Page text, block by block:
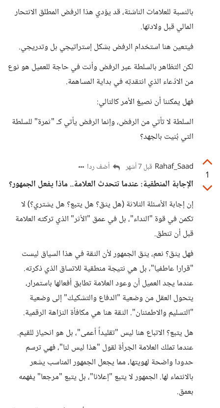
بالنسبة للعلامات الناشئة، قد يؤدي هذا الرفض المطلق الانتحار
المالي قبل ولادتها.
فيتعين هنا استخدام الرفض بشكل إستراتيجي بل وتدريجي.
لكن التظاهر بالسلطة عبر الرفض وأنت في حاجة للعميل هو نوع
من الادّعاء الذي انتقدتِه في بداية المساهمة.
فهل يمكننا أن نصيغ الأمر كالتالي:
السلطة لا تأتي من الرفض، وإنما الرفض يأتي كـ "ثمرة" للسلطة
التي بُنيت بالجهد؟
1
Rahaf_Saad قبل 7 أشهر أضف ردا
الإجابة المنطقية: عندما تتحدث العلامة.. ماذا يفعل الجمهور؟
إن إجابة الأسئلة الثلاثة (هل يثق؟ هل يتبع؟ هل يشتري؟) لا
تكمن في قوة "النداء"، بل في عمق "الأثر" الذي تركته العلامة
قبل أن تنطق.
فهل يثق؟ نعم، يثق الجمهور لأن الثقة في هذا السياق ليست
"قرارا عاطفيا"، بل هي نتيجة منطقية للاتساق الذي ذكرته.
عندما يجد العميل أن وعود العلامة تطابق أفعالها باستمرار،
يتحول العقل من وضعية "الدفاع والتشكيك" إلى وضعية
"التسليم والاطمئنان". الثقة هنا هي مكافأة النزاهة الرقمية.
هل يتبع؟ الاتباع هنا ليس "تقليداً أعمى"، بل هو انحياز للقيم.
عندما تملك العلامة الجرأة لقول "هذا ليس لنا"، فهي ترسم
حدودا واضحة لهويتها، مما يجعل الجمهور المناسب يشعر
بالانتماء لها. الجمهور لا يتبع "إعلانا"، بل يتبع "مرجعا" يفهمه
بعمق.